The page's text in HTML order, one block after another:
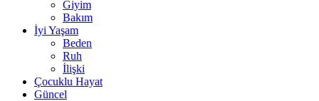
Giyim
Bakım
İyi Yaşam
Beden
Ruh
İlişki
Çocuklu Hayat
Güncel